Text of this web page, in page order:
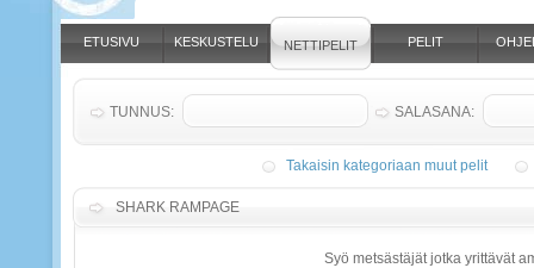
ETUSIVU KESKUSTELU NETTIPELIT PELIT
Takaisin kategoriaan muut pelit
SHARK RAMPAGE
Syö metsästäjät jotka yrittävät
TUNNUS: SALASANA: